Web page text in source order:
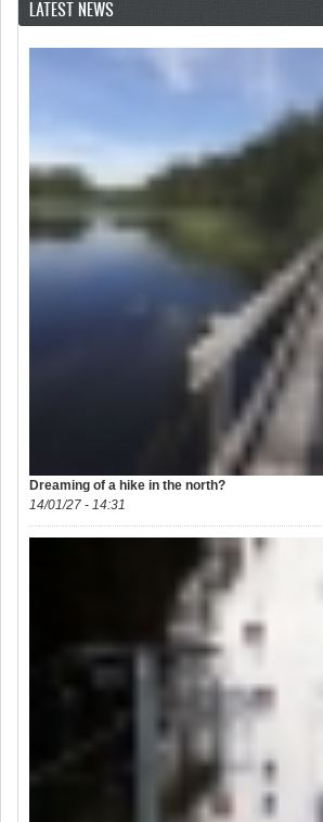
LATEST NEWS
Dreaming of a hike in the north?
14/01/27 - 14:31